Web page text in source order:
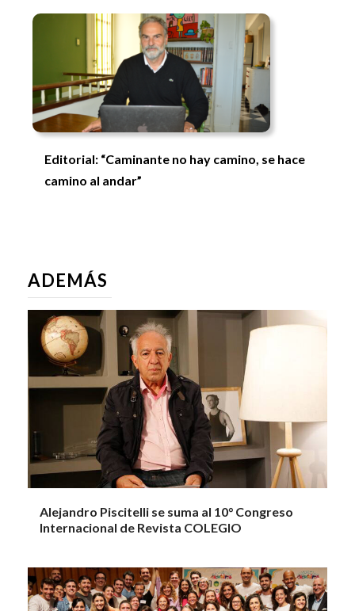
Editorial: “Caminante no hay camino, se hace
camino al andar”
ADEMÁS
Alejandro Piscitelli se suma al 10° Congreso
Internacional de Revista COLEGIO